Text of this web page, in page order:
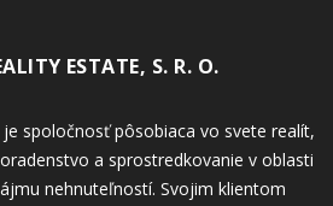
ESTATE, S. R. O.
spoločnosť pôsobiaca vo svete realít,
a sprostredkovanie v oblasti
nehnuteľností. Svojim klientom